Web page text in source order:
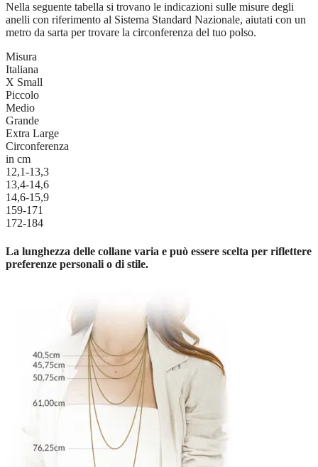
Nella seguente tabella si trovano le indicazioni sulle misure degli
anelli con riferimento al Sistema Standard Nazionale, aiutati con un
metro da sarta per trovare la circonferenza del tuo polso.
Misura
Italiana
X Small
Piccolo
Medio
Grande
Extra Large
Circonferenza
in cm
12,1-13,3
13,4-14,6
14,6-15,9
159-171
172-184
La lunghezza delle collane varia e può essere scelta per riflettere
preferenze personali o di stile.